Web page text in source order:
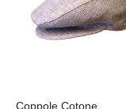
Coppole Cotone